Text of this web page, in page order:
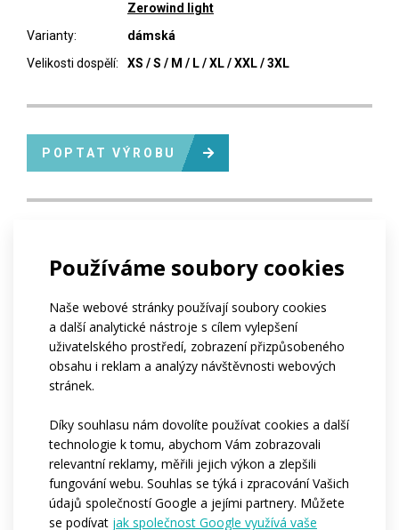
Používáme soubory cookies
Naše webové stránky používají soubory cookies
a další analytické nástroje s cílem vylepšení
uživatelského prostředí, zobrazení přizpůsobeného
obsahu i reklam a analýzy návštěvnosti webových
stránek.
Díky souhlasu nám dovolíte používat cookies a další
technologie k tomu, abychom Vám zobrazovali
relevantní reklamy, měřili jejich výkon a zlepšili
fungování webu. Souhlas se týká i zpracování Vašich
údajů společností Google a jejími partnery. Můžete
se podívat jak společnost Google využívá vaše
Zerowind light
Varianty:
dámská
Velikosti dospělí:
XS / S / M / L / XL / XXL / 3XL
POPTAT VÝROBU
Časté dotazy
Kolik tento produkt stojí?
Od kolika kusů lze produkt